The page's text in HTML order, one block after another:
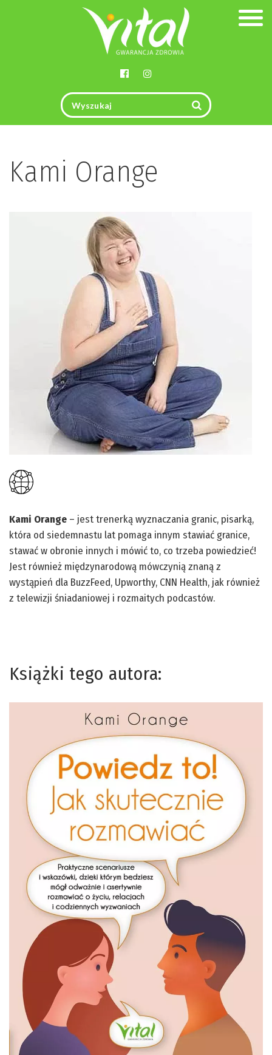
Kami Orange
Kami Orange – jest trenerką wyznaczania granic, pisarką,
która od siedemnastu lat pomaga innym stawiać granice,
stawać w obronie innych i mówić to, co trzeba powiedzieć!
Jest również międzynarodową mówczynią znaną z
wystąpień dla BuzzFeed, Upworthy, CNN Health, jak również
z telewizji śniadaniowej i rozmaitych podcastów.
Książki tego autora: